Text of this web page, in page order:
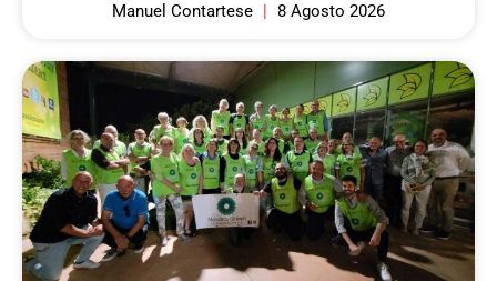
Manuel Contartese 8 Agosto 2026